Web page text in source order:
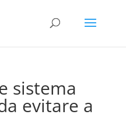
sistema
evitare a